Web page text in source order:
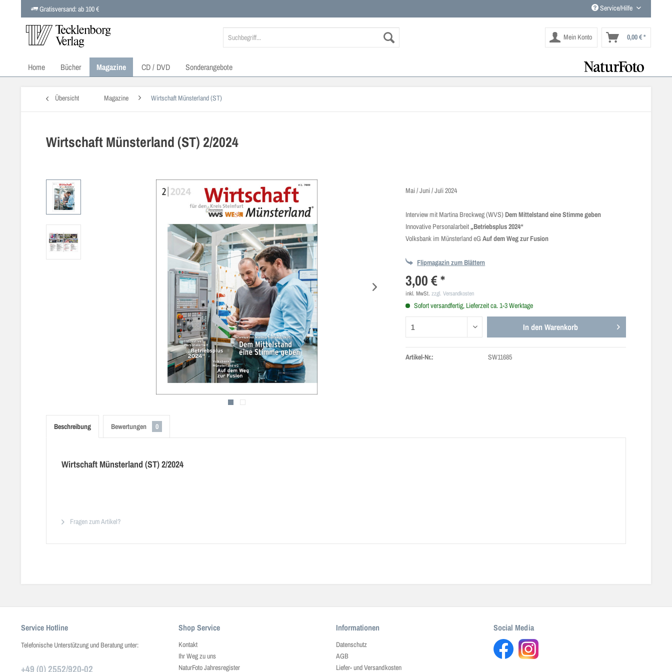
Gratisversand: ab 100 € Service/Hilfe
Mein Konto 0,00 € *
Home Bücher Magazine CD / DVD Sonderangebote
Übersicht Magazine Wirtschaft Münsterland (ST)
Wirtschaft Münsterland (ST) 2/2024
Mai / Juni / Juli 2024
Interview mit Martina Breckweg (WVS) Dem Mittelstand eine Stimme geben
Innovative Personalarbeit„Betriebsplus 2024“
Volksbank im Münsterland eGAuf dem Weg zur Fusion
Flipmagazin zum Blättern
3,00 € *
inkl. MwSt.zzgl. Versandkosten
Sofort versandfertig, Lieferzeit ca. 1-3 Werktage
In den Warenkorb
Artikel-Nr.: SW11685
Beschreibung Bewertungen 0
Wirtschaft Münsterland (ST) 2/2024
Fragen zum Artikel?
Service Hotline
Telefonische Unterstützung und Beratung unter:
+49 (0) 2552/920-02
Shop Service
Kontakt
Ihr Weg zu uns
NaturFoto Jahresregister
Informationen
Datenschutz
AGB
Liefer- und Versandkosten
Social Media